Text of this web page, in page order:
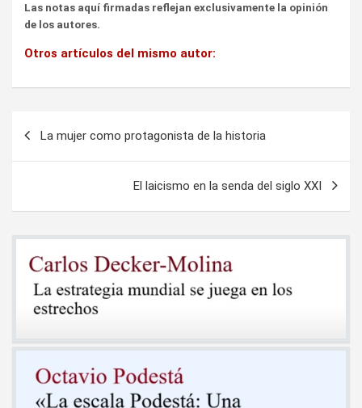
Las notas aquí firmadas reflejan exclusivamente la opinión
de los autores.
Otros artículos del mismo autor:
La mujer como protagonista de la historia
El laicismo en la senda del siglo XXI